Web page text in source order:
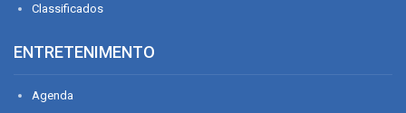
Classificados
ENTRETENIMENTO
Agenda